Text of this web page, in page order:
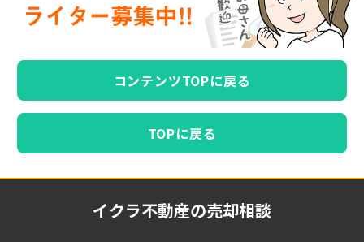
コンテンツTOPに戻る
TOPに戻る
イクラ不動産の売却相談